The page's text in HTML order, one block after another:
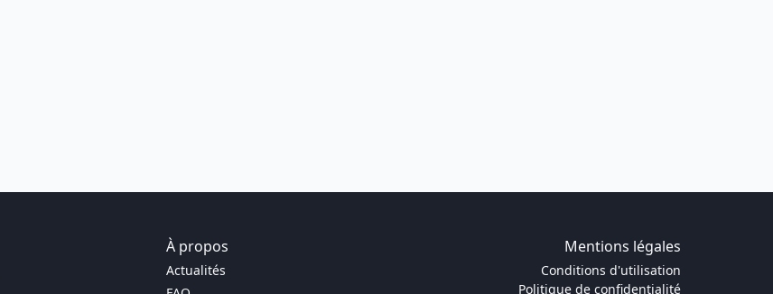
À propos Mentions légales
Actualités
Conditions d'utilisation
Politique de confidentialité